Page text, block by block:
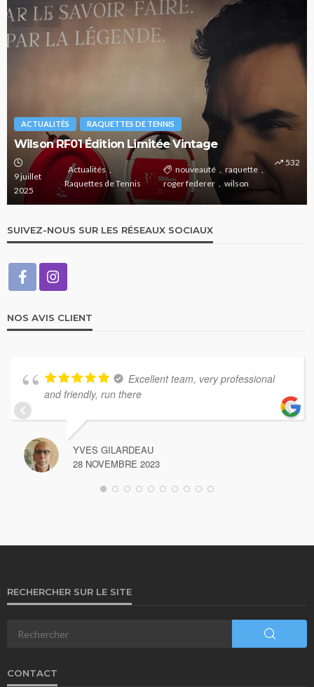
ACTUALITÉS RAQUETTES DE TENNIS
Wilson RF01 Édition Limitée Vintage
9 juillet
2025
Actualités
Raquettes de Tennis
nouveauté
raquette
roger federer
wilson
532
SUIVEZ-NOUS SUR LES RÉSEAUX SOCIAUX
NOS AVIS CLIENT
Excellent team, very professional
and friendly, run there
YVES GILARDEAU
28 NOVEMBRE 2023
RECHERCHER SUR LE SITE
CONTACT